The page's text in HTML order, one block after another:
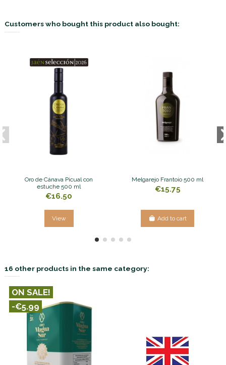
Customers who bought this product also bought:
Oro de Cánava Picual con
estuche 500 ml
€16.50
View
Melgarejo Frantoio 500 ml
€15.75
Add to cart
16 other products in the same category:
ON SALE!
-€5.99